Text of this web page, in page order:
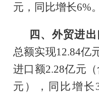
元 ， 同比增长6%。
四、 外贸进出
总额实现12.84亿
进口额2.28亿元
元），同比增长